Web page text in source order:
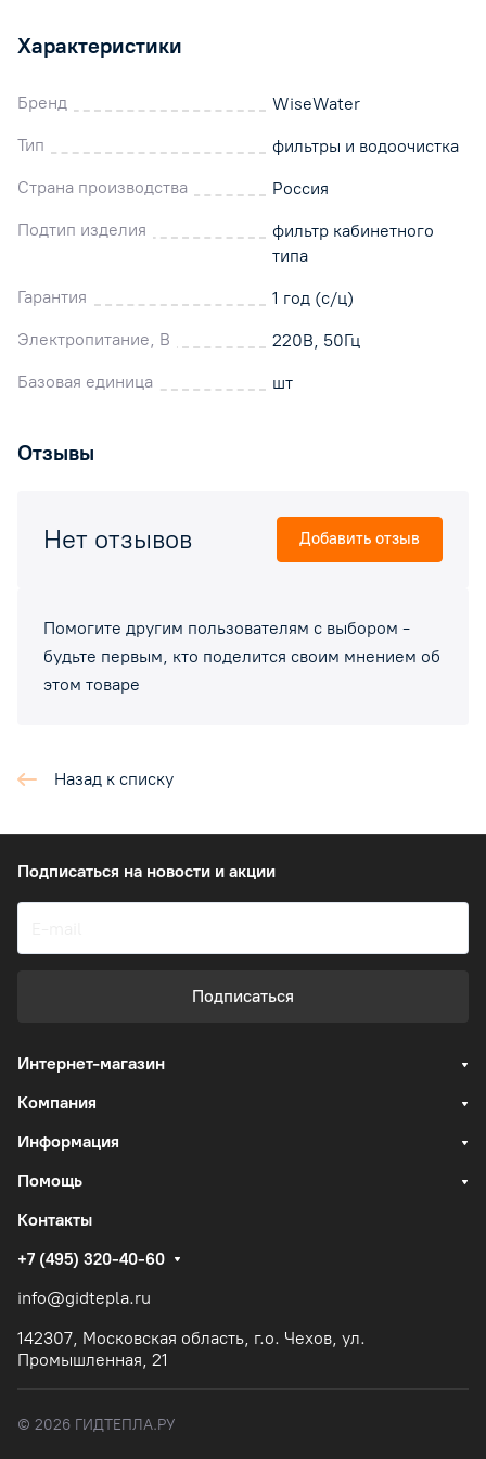
Характеристики
Бренд
WiseWater
Тип
фильтры и водоочистка
Страна производства
Россия
Подтип изделия
фильтр кабинетного
типа
Гарантия
1 год (с/ц)
Электропитание, В
220В, 50Гц
Базовая единица
шт
Отзывы
Помогите другим пользователям с выбором -
будьте первым, кто поделится своим мнением об
этом товаре
Нет отзывов Добавить отзыв
Назад к списку
Подписаться на новости и акции
Подписаться
Интернет-магазин
Компания
Информация
Помощь
Контакты
+7 (495) 320-40-60
info@gidtepla.ru
142307, Московская область, г.о. Чехов, ул.
Промышленная, 21
© 2026 ГИДТЕПЛА.РУ